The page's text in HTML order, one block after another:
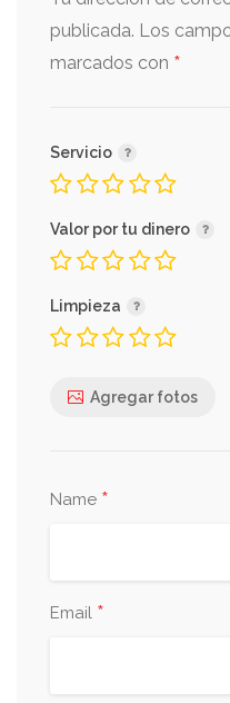
publicada. Los
marcados con *
Servicio
Valor por tu dinero
Limpieza
Agregar fotos
Name *
Email *